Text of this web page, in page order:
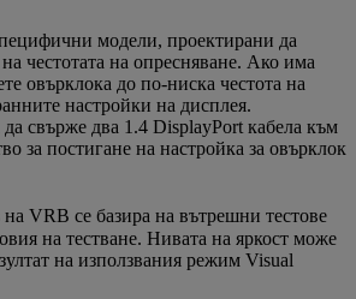
модели, проектирани да
честотата на опресняване. Ако има
овърклока до по-ниска честота на
настройки на дисплея.
да свърже два 1.4 DisplayPort кабела към
за постигане на настройка за овърклок
VRB се базира на вътрешни тестове
на тестване. Нивата на яркост може
на използвания режим Visual